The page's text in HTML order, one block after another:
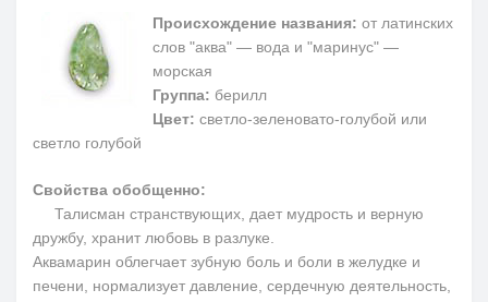
Происхождение названия: от латинских
слов "аква" — вода и "маринус" —
морская
Группа: берилл
Цвет: светло-зеленовато-голубой или
светло голубой
Свойства обобщенно:
Талисман странствующих, дает мудрость и верную
дружбу, хранит любовь в разлуке.
Аквамарин облегчает зубную боль и боли в желудке и
печени, нормализует давление, сердечную деятельность,